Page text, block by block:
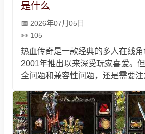
是什么
2026年07月05日
105
热血传奇是一款经典的多人在线
2001年推出以来深受玩家喜爱。
全问题和兼容性问题，还是需要